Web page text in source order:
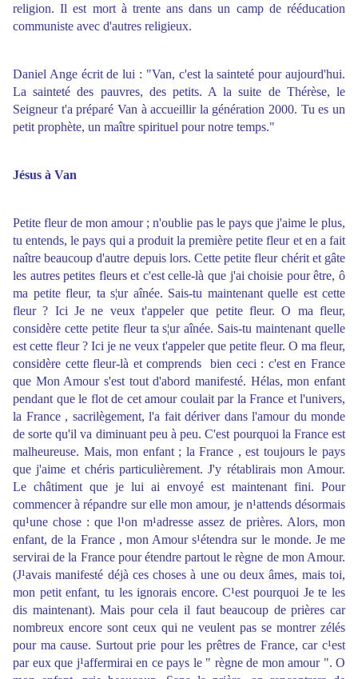
religion. Il est mort à trente ans dans un camp de rééducation
communiste avec d'autres religieux.
Daniel Ange écrit de lui : "Van, c'est la sainteté pour aujourd'hui.
La sainteté des pauvres, des petits. A la suite de Thérèse, le
Seigneur t'a préparé Van à accueillir la génération 2000. Tu es un
petit prophète, un maître spirituel pour notre temps."
Jésus à Van
Petite fleur de mon amour ; n'oublie pas le pays que j'aime le plus,
tu entends, le pays qui a produit la première petite fleur et en a fait
naître beaucoup d'autre depuis lors. Cette petite fleur chérit et gâte
les autres petites fleurs et c'est celle-là que j'ai choisie pour être, ô
ma petite fleur, ta s¦ur aînée. Sais-tu maintenant quelle est cette
fleur ? Ici Je ne veux t'appeler que petite fleur. O ma fleur,
considère cette petite fleur ta s¦ur aînée. Sais-tu maintenant quelle
est cette fleur ? Ici je ne veux t'appeler que petite fleur. O ma fleur,
considère cette fleur-là et comprends bien ceci : c'est en France
que Mon Amour s'est tout d'abord manifesté. Hélas, mon enfant
pendant que le flot de cet amour coulait par la France et l'univers,
la France , sacrilègement, l'a fait dériver dans l'amour du monde
de sorte qu'il va diminuant peu à peu. C'est pourquoi la France est
malheureuse. Mais, mon enfant ; la France , est toujours le pays
que j'aime et chéris particulièrement. J'y rétablirais mon Amour.
Le châtiment que je lui ai envoyé est maintenant fini. Pour
commencer à répandre sur elle mon amour, je n¹attends désormais
qu¹une chose : que l¹on m¹adresse assez de prières. Alors, mon
enfant, de la France , mon Amour s¹étendra sur le monde. Je me
servirai de la France pour étendre partout le règne de mon Amour.
(J¹avais manifesté déjà ces choses à une ou deux âmes, mais toi,
mon petit enfant, tu les ignorais encore. C¹est pourquoi Je te les
dis maintenant). Mais pour cela il faut beaucoup de prières car
nombreux encore sont ceux qui ne veulent pas se montrer zélés
pour ma cause. Surtout prie pour les prêtres de France, car c¹est
par eux que j¹affermirai en ce pays le " règne de mon amour ". O